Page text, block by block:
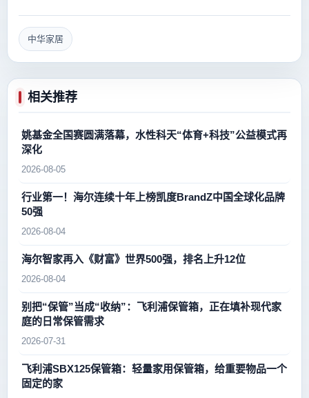
中华家居
相关推荐
姚基金全国赛圆满落幕，水性科天“体育+科技”公益模式再
深化
2026-08-05
行业第一！海尔连续十年上榜凯度BrandZ中国全球化品牌
50强
2026-08-04
海尔智家再入《财富》世界500强，排名上升12位
2026-08-04
别把“保管”当成“收纳”：飞利浦保管箱，正在填补现代家
庭的日常保管需求
2026-07-31
飞利浦SBX125保管箱：轻量家用保管箱，给重要物品一个
固定的家